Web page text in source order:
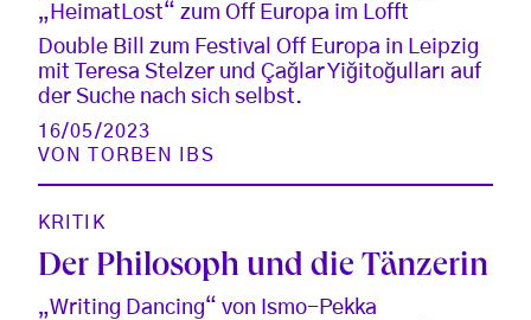
„HeimatLost“ zum Off Europa im Lofft
Double Bill zum Festival Off Europa in Leipzig
mit Teresa Stelzer und Çağlar Yiğitoğulları auf
der Suche nach sich selbst.
16/05/2023
VON
TORBEN IBS
KRITIK
Der Philosoph und die Tänzerin
„Writing Dancing“ von Ismo-Pekka